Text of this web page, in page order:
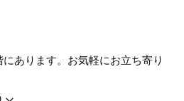
あります。お気軽にお立ち寄り